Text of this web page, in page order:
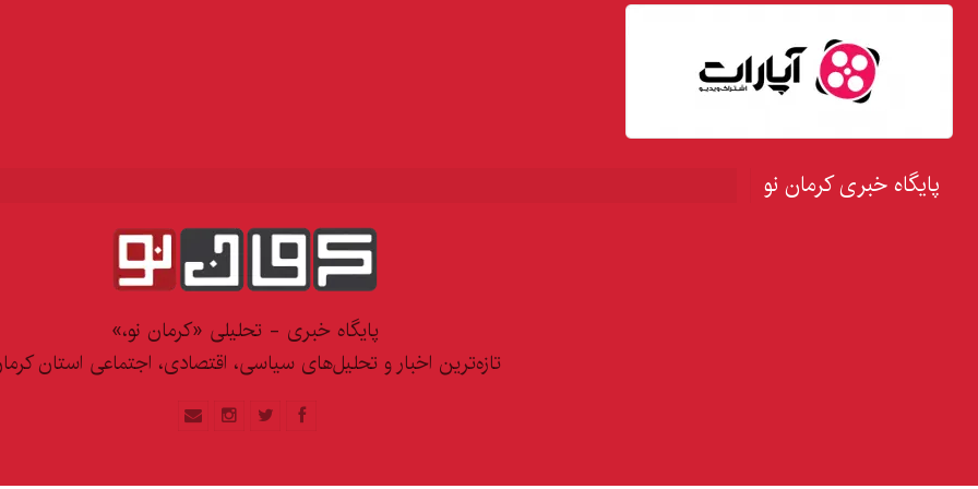
پایگاه خبری کرمان نو
پایگاه خبری - تحلیلی «کرمان نو،»
تازه‌ترین اخبار و تحلیل‌های سیاسی، اقتصادی، اجتماعی استان